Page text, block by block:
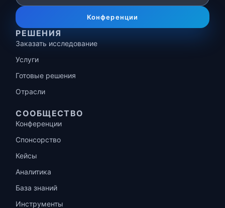
Конференции
РЕШЕНИЯ
Заказать исследование
Услуги
Готовые решения
Отрасли
СООБЩЕСТВО
Конференции
Спонсорство
Кейсы
Аналитика
База знаний
Инструменты